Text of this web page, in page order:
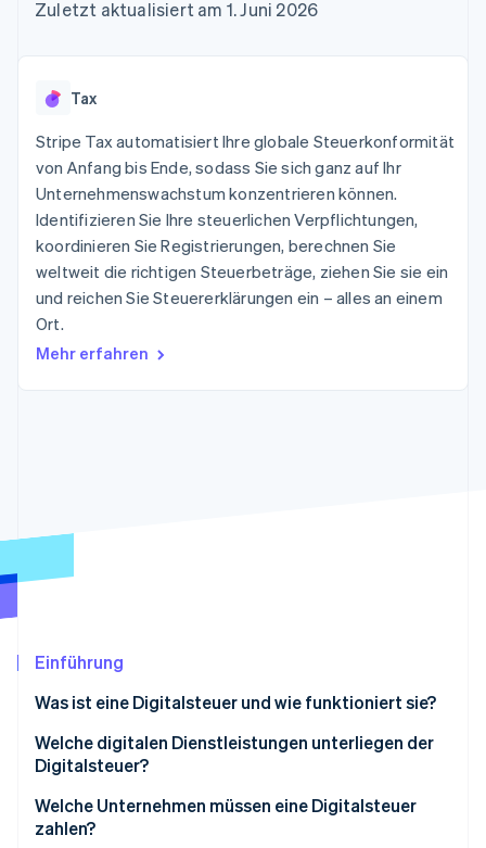
Authorization
Optimierung der
Autorisierungsraten
Link
Beschleunigter
Bezahlvorgang
Financial
Connections
Finanzdaten
Data Pipeline
Climate
Online-Identitätsprüfung
Erfahren Sie, wie Stripe Lösungen für die
Jetzt ansehen
Geldmanagement
SaaS
Nach Branche
KI-Unternehmen
Gaming
Bewirtung, Reisen und
Freizeit
Versicherungen
Medien und
Organisationen
Marktplatz auf
Abonnementverwaltung
Abrechnung um
Stablecoin-gestützte
Karten ausgeben: So
geht´s
Bereitstellung und
Verwaltung von
Diensten mit Agenten
Kontakt
kontaktieren
Partner werden
Zuletzt aktualisiert am 1. Juni 2026
Tax
Stripe Tax automatisiert Ihre globale Steuerkonformität
von Anfang bis Ende, sodass Sie sich ganz auf Ihr
Unternehmenswachstum konzentrieren können.
Identifizieren Sie Ihre steuerlichen Verpflichtungen,
koordinieren Sie Registrierungen, berechnen Sie
weltweit die richtigen Steuerbeträge, ziehen Sie sie ein
und reichen Sie Steuererklärungen ein – alles an einem
Ort.
Mehr erfahren
Einführung
Was ist eine Digitalsteuer und wie funktioniert sie?
Welche digitalen Dienstleistungen unterliegen der
Digitalsteuer?
Welche Unternehmen müssen eine Digitalsteuer
zahlen?